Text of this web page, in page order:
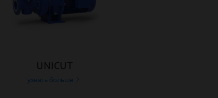
UNICUT
узнать больше